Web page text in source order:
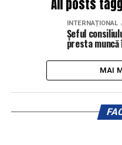
All posts
INTERNAȚIONAL
Șeful
presta
MAI